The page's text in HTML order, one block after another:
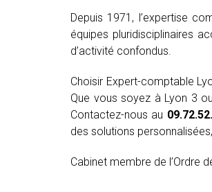
Depuis 1971, l’expertise
équipes pluridisciplinaires
d’activité confondus.
Choisir Expert-comptable
Que vous soyez à Lyon 3
Contactez-nous au
des solutions
Cabinet membre de l’Ordre